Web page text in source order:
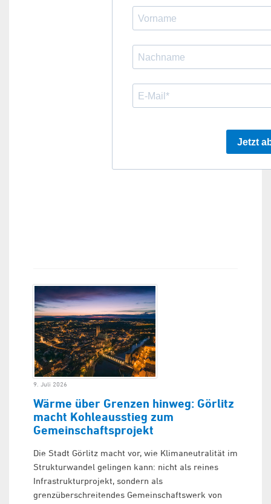
9. Juli 2026
Wärme über Grenzen hinweg: Görlitz
macht Kohleausstieg zum
Gemeinschaftsprojekt
Die Stadt Görlitz macht vor, wie Klimaneutralität im
Strukturwandel gelingen kann: nicht als reines
Infrastrukturprojekt, sondern als
grenzüberschreitendes Gemeinschaftswerk von